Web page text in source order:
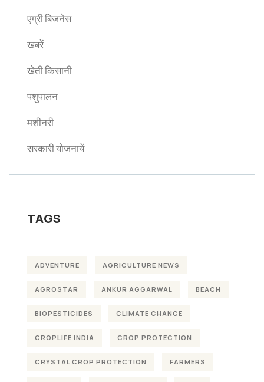
एग्री बिजनेस
खबरें
खेती किसानी
पशुपालन
मशीनरी
सरकारी योजनायें
TAGS
ADVENTURE AGRICULTURE NEWS
AGROSTAR ANKUR AGGARWAL BEACH
BIOPESTICIDES CLIMATE CHANGE
CROPLIFE INDIA CROP PROTECTION
CRYSTAL CROP PROTECTION FARMERS